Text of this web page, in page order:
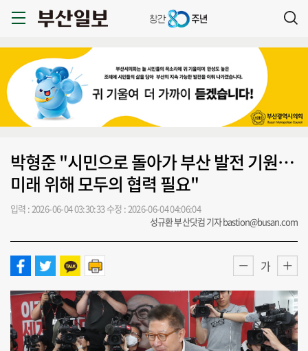
박형준 "시민으로 돌아가 부산 발전 기원…
미래 위해 모두의 협력 필요"
입력 : 2026-06-04 03:30:33수정 : 2026-06-04 04:06:04
성규환 부산닷컴 기자 bastion@busan.com
가